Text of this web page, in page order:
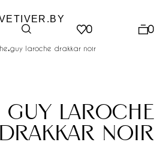
0 0
.guy laroche drakkar noir
guy laroche
drakkar noir